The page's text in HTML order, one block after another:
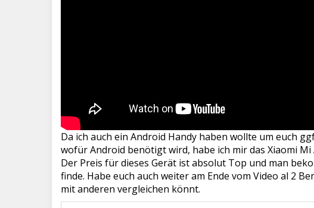
Da ich auch ein Android Handy haben wollte um euch
wofür Android benötigt wird, habe ich mir das Xiaomi
Der Preis für dieses Gerät ist absolut Top und man
finde. Habe euch auch weiter am Ende vom Video al 2
mit anderen vergleichen könnt.